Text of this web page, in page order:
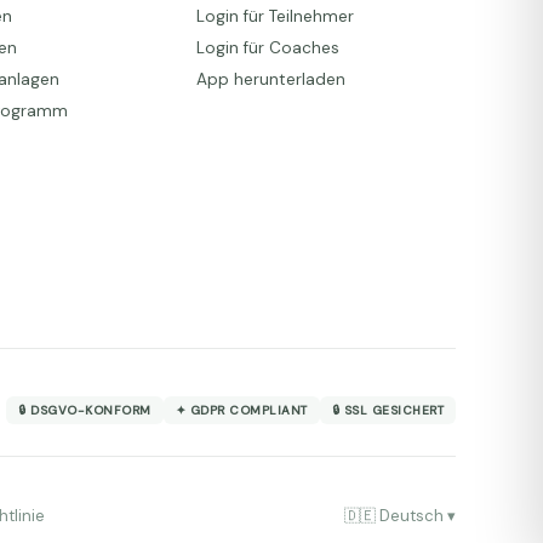
Login für Teilnehmer
Login für Coaches
App herunterladen
🔒 DSGVO-KONFORM ✦ GDPR COMPLIANT 🔒 SSL GESICHERT
🇩🇪 Deutsch ▾